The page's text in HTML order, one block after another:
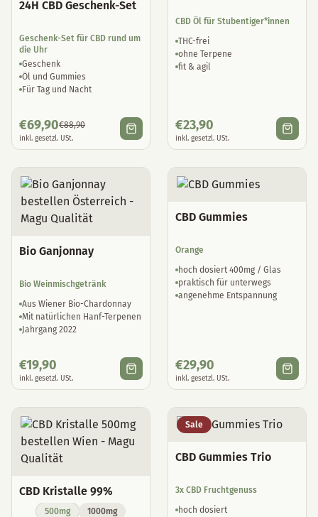
24H CBD Geschenk-Set
Geschenk-Set für CBD rund um
die Uhr
Geschenk
Öl und Gummies
Für Tag und Nacht
€69,90€88,90
inkl. gesetzl. USt.
CBD Öl für Stubentiger*innen
THC-frei
ohne Terpene
fit & agil
€23,90
inkl. gesetzl. USt.
Bio Ganjonnay
Bio Weinmischgetränk
Aus Wiener Bio-Chardonnay
Mit natürlichen Hanf-Terpenen
Jahrgang 2022
€19,90
inkl. gesetzl. USt.
CBD Gummies
Orange
hoch dosiert 400mg / Glas
praktisch für unterwegs
angenehme Entspannung
€29,90
inkl. gesetzl. USt.
CBD Kristalle 99%
500mg
1000mg
Sale
CBD Gummies Trio
3x CBD Fruchtgenuss
hoch dosiert